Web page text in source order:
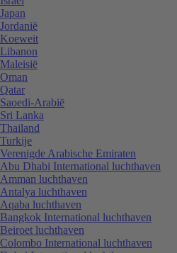
Japan
Jordanië
Koeweit
Libanon
Maleisië
Oman
Qatar
Saoedi-Arabië
Sri Lanka
Thailand
Turkije
Verenigde Arabische Emiraten
Abu Dhabi International luchthaven
Amman luchthaven
Antalya luchthaven
Aqaba luchthaven
Bangkok International luchthaven
Beiroet luchthaven
Colombo International luchthaven